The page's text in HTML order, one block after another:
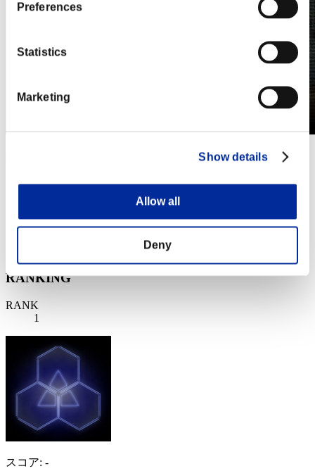
Preferences
Statistics
Marketing
Show details
Allow all
Deny
イベントページへ
ダブルス
※ランキングは6時間毎の更新となります
RANKING
RANK
1
スコア: -